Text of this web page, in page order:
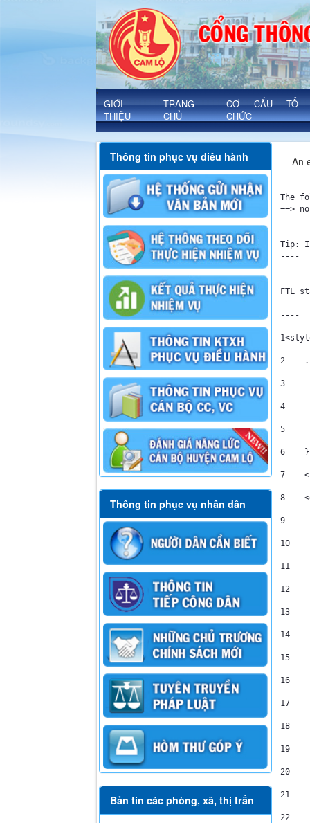
Chi tiết văn bản - Xã Cam Lộ
'
GIỚI
THIỆU
TRANG
CHỦ
CƠ CẤU TỔ
CHỨC
Thông tin phục vụ điều hành
Thông tin phục vụ nhân dân
Bản tin các phòng, xã, thị trấn
An
The
==>
----
Tip: If
----
----
FTL
----
1
2
3
4
5
6
7
8
9
10
11
12
13
14
15
16
17
18
19
20
21
22